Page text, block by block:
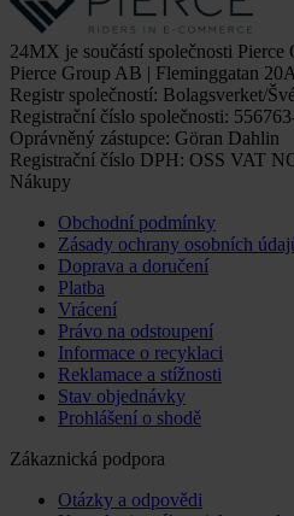
24MX je součástí společnosti Pierce
Pierce Group AB | Fleminggatan
Registr společností: Bolagsverket/
Registrační číslo společnosti:
Oprávněný zástupce: Göran Dahlin
Registrační číslo DPH: OSS VAT
Nákupy
Obchodní podmínky
Zásady ochrany osobních
Doprava a doručení
Platba
Vrácení
Právo na odstoupení
Informace o recyklaci
Reklamace a stížnosti
Stav objednávky
Prohlášení o shodě
Zákaznická podpora
Otázky a odpovědi